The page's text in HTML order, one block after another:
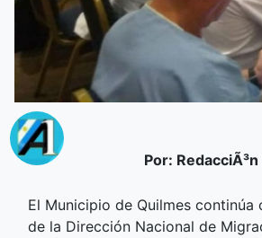
Por:
El Municipio de Quilmes
de la Dirección Nacional de